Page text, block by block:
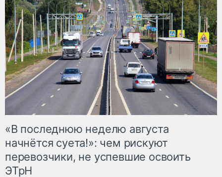
«В последнюю неделю августа
начнётся суета!»: чем рискуют
перевозчики, не успевшие освоить
ЭТрН